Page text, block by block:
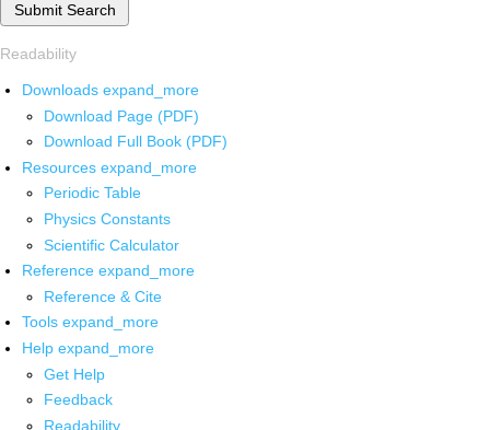
Submit Search
Readability
Downloads expand_more
Download Page (PDF)
Download Full Book (PDF)
Resources expand_more
Periodic Table
Physics Constants
Scientific Calculator
Reference expand_more
Reference & Cite
Tools expand_more
Help expand_more
Get Help
Feedback
Readability